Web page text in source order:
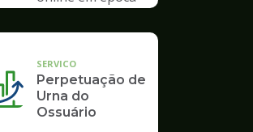
SERVICO
Perpetuação de
Urna do
Ossuário